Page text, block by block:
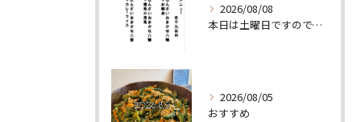
2026/08/08
本日は土曜日ですので、たくさん食べていってちょーよ‼️
2026/08/05
おすすめ